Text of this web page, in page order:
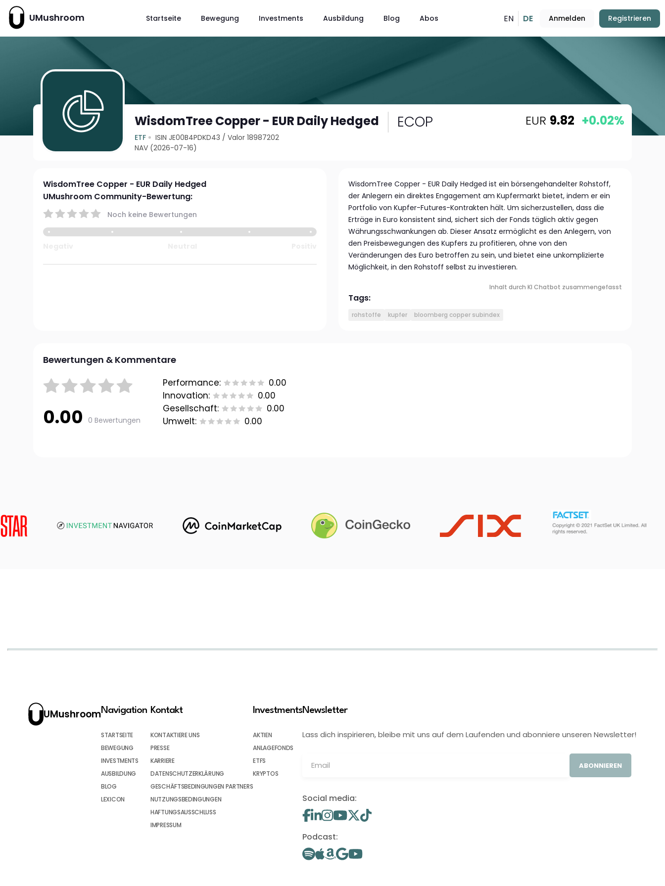
UMushroom Startseite Bewegung Investments Ausbildung Blog Abos EN DE Anmelden Registrieren
WisdomTree Copper - EUR Daily Hedged ECOP
ETF ISIN JE00B4PDKD43 /Valor 18987202
NAV (2026-07-16)
EUR 9.82 +0.02%
WisdomTree Copper - EUR Daily Hedged
UMushroom Community-Bewertung:
Noch keine Bewertungen
WisdomTree Copper - EUR Daily Hedged ist ein börsengehandelter Rohstoff,
der Anlegern ein direktes Engagement am Kupfermarkt bietet, indem er ein
Portfolio von Kupfer-Futures-Kontrakten hält. Um sicherzustellen, dass die
Erträge in Euro konsistent sind, sichert sich der Fonds täglich aktiv gegen
Währungsschwankungen ab. Dieser Ansatz ermöglicht es den Anlegern, von
den Preisbewegungen des Kupfers zu profitieren, ohne von den
Veränderungen des Euro betroffen zu sein, und bietet eine unkomplizierte
Möglichkeit, in den Rohstoff selbst zu investieren.
Inhalt durch KI Chatbot zusammengefasst
Tags:
rohstoffe kupfer bloomberg copper subindex
Bewertungen & Kommentare
0.00 0 Bewertungen
Performance:
0.00
Innovation:
0.00
Gesellschaft:
0.00
Umwelt:
0.00
UMushroomNavigation
STARTSEITE
BEWEGUNG
INVESTMENTS
AUSBILDUNG
BLOG
LEXICON
Kontakt
KONTAKTIERE UNS
PRESSE
KARRIERE
DATENSCHUTZERKLÄRUNG
GESCHÄFTSBEDINGUNGEN PARTNERS
NUTZUNGSBEDINGUNGEN
HAFTUNGSAUSSCHLUSS
IMPRESSUM
Investments
AKTIEN
ANLAGEFONDS
ETFS
KRYPTOS
Newsletter
Lass dich inspirieren, bleibe mit uns auf dem Laufenden und abonniere unseren Newsletter!
ABONNIEREN
Social media:
Podcast: